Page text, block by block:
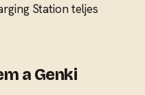
Station teljes
a Genki